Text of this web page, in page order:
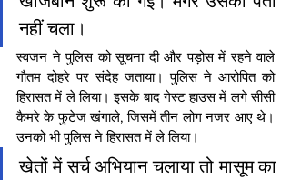
नहीं चला।
स्वजन ने पुलिस को सूचना दी और पड़ोस में रहने वाले
गौतम दोहरे पर संदेह जताया। पुलिस ने आरोपित को
हिरासत में ले लिया। इसके बाद गेस्ट हाउस में लगे सीसी
कैमरे के फुटेज खंगाले, जिसमें तीन लोग नजर आए थे।
उनको भी पुलिस ने हिरासत में ले लिया।
खेतों में सर्च अभियान चलाया तो मासूम का